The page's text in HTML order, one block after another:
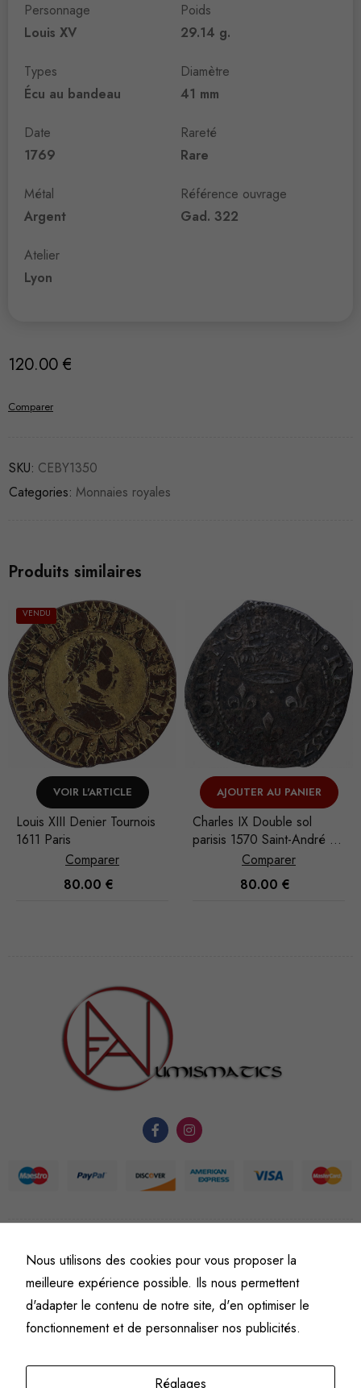
Personnage
Louis XV
Types
Écu au bandeau
Date
1769
Métal
Argent
Atelier
Lyon
Poids
29.14 g.
Diamètre
41 mm
Rareté
Rare
Référence ouvrage
Gad. 322
120.00 €
Comparer
SKU: CEBY1350
Categories: Monnaies royales
Produits similaires
AJOUTER AU PANIER
Charles IX Double sol
parisis 1570 Saint-André de
Villeneuve-lès-Avignon
Comparer
80.00€
VENDU
VOIR L'ARTICLE
Henri IV Quart d'écu croix
feuillue de face 1607
Comparer
60.00€
© Fine art numismatics
Politique de confidentialitéConditions générales de vente et d’utilisation
Mentions légales
Nous utilisons des cookies pour vous proposer la
meilleure expérience possible. Ils nous permettent
d'adapter le contenu de notre site, d'en optimiser le
fonctionnement et de personnaliser nos publicités.
Réglages
du site Web.
nous
et la
structure du
site Web, en
fonction de
l'usage qu'il